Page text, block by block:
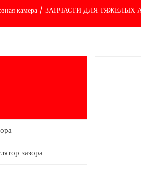
камера / ЗАПЧАСТИ ДЛЯ ТЯЖЕЛЫХ
зазора